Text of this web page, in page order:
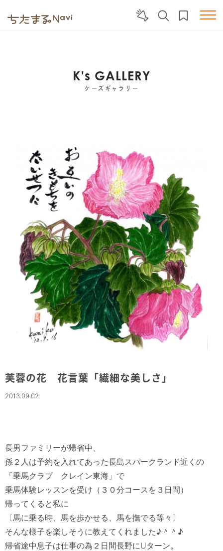
K's GALLERY
ケーズギャラリー
芙蓉の花 花言葉「繊細な美しさ」
2013.09.02
長男ファミリーが帰省中、
孫２人は予約を入れてあった長島スパークランド近くの
「乗馬クラブ　クレイン東海」で
乗馬体験レッスンを受け（３０分コースを３日間）
帰ってくると私に
〔馬に乗る時、馬を歩かせる、馬を撫でる等々〕
そんな様子を楽しそうに教えてくれました♪＾＾♪
帰省途中息子は仕事の為２日間長野にUターン。